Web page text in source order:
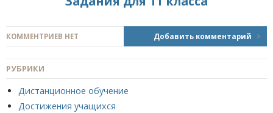
КОММЕНТРИЕВ НЕТ Добавить комментарий >
РУБРИКИ
Дистанционное обучение
Достижения учащихся